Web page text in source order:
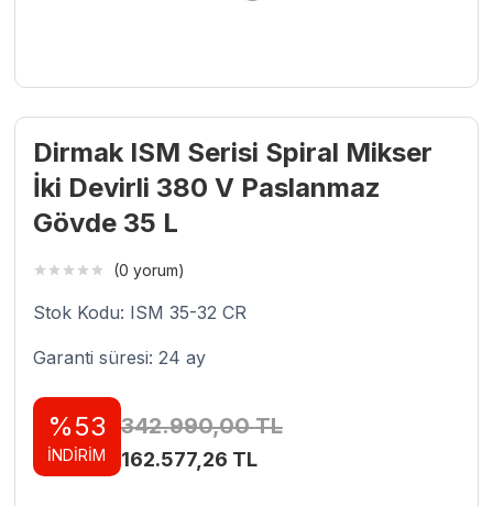
Dirmak ISM Serisi Spiral Mikser
İki Devirli 380 V Paslanmaz
Gövde 35 L
(0 yorum)
Stok Kodu: ISM 35-32 CR
Garanti süresi: 24 ay
%53
İNDİRİM
342.990,00TL
Orijinal
162.577,26 TLŞu